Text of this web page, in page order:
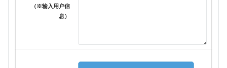
（※输入用户信
息）